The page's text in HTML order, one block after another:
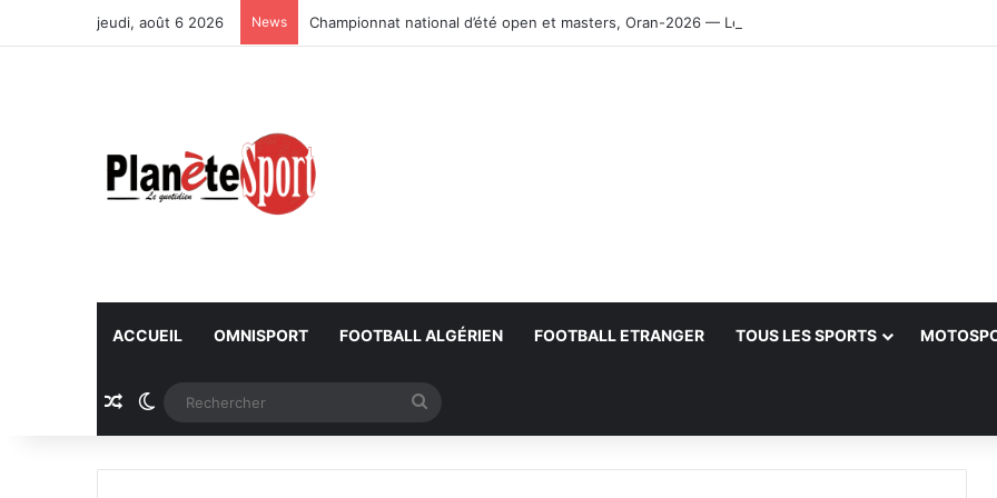
jeudi, août 6 2026 News Championnat national d’été open et masters, Oran-2026 — Le CRB s’adjuge le titre
ACCUEIL OMNISPORT FOOTBALL ALGÉRIEN FOOTBALL ETRANGER TOUS LES SPORTS
Article Aléatoire
Switch skin